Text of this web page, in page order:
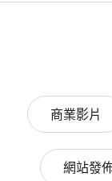
商業影片
網站發